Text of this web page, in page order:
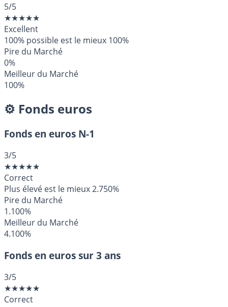
5/5
★★★★★
Excellent
100% possible est le mieux 100%
Pire du Marché
0%
Meilleur du Marché
100%
⚙️ Fonds euros
Fonds en euros N-1
3/5
★★★★★
Correct
Plus élevé est le mieux2.750%
Pire du Marché
1.100%
Meilleur du Marché
4.100%
Fonds en euros sur 3 ans
3/5
★★★★★
Correct